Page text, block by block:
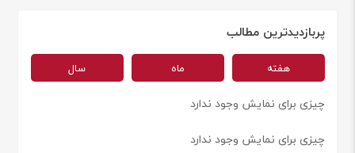
پربازدیدترین مطالب
هفته ماه سال
چیزی برای نمایش وجود ندارد
چیزی برای نمایش وجود ندارد